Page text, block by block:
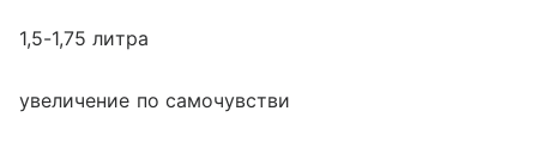
1,5-1,75 литра
увеличение по самочувстви